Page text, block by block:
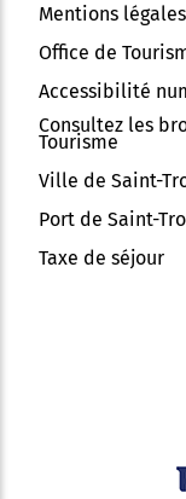
Mentions légales
Office de
Accessibilité
Consultez les
Tourisme
Ville de Saint-
Port de Saint-
Taxe de séjour